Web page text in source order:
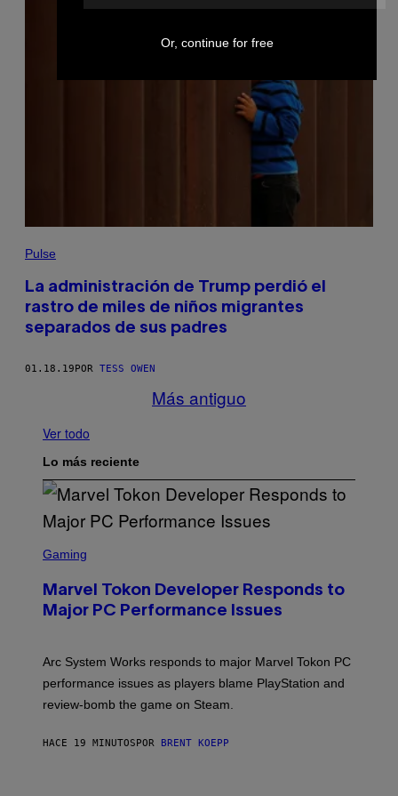
Pulse
La administración de Trump perdió el
rastro de miles de niños migrantes
separados de sus padres
01.18.19POR TESS OWEN
Más antiguo
Ver todo
Lo más reciente
C
E
N
S
T
P
A
S
Gaming
Marvel Tokon Developer Responds to
Major PC Performance Issues
Arc System Works responds to major Marvel Tokon PC
performance issues as players blame PlayStation and
review-bomb the game on Steam.
HACE 19 MINUTOSPOR BRENT KOEPP
Or, continue for free